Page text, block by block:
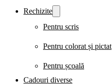
Rechizite
Pentru scris
Pentru colorat și pictat
Pentru școală
Cadouri diverse